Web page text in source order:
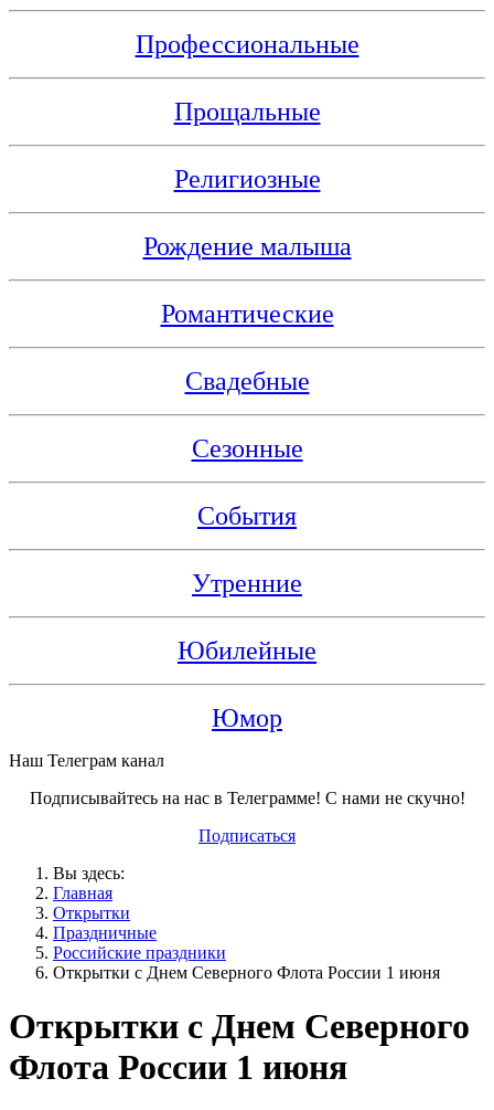
Профессиональные
Прощальные
Религиозные
Рождение малыша
Романтические
Свадебные
Сезонные
События
Утренние
Юбилейные
Юмор
Наш Телеграм канал
Подписывайтесь на нас в Телеграмме! С нами не скучно!
Подписаться
Вы здесь:
Главная
Открытки
Праздничные
Российские праздники
Открытки с Днем Северного Флота России 1 июня
Открытки с Днем Северного
Флота России 1 июня